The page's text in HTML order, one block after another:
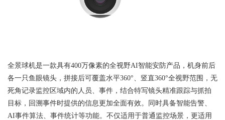
全景球机是一款具有400万像素的全视野AI智能安防产品，机身前后
各一只鱼眼镜头，拼接后可覆盖水平360°、竖直360°全视野范围，无
死角记录监控区域内的人员、事件，结合特写镜头精准跟踪与抓拍
目标，回溯事件时提供的信息更加全面有效。同时具备智能告警、
AI事件算法、事件统计等功能。不仅适用于普通监控场景，更适用